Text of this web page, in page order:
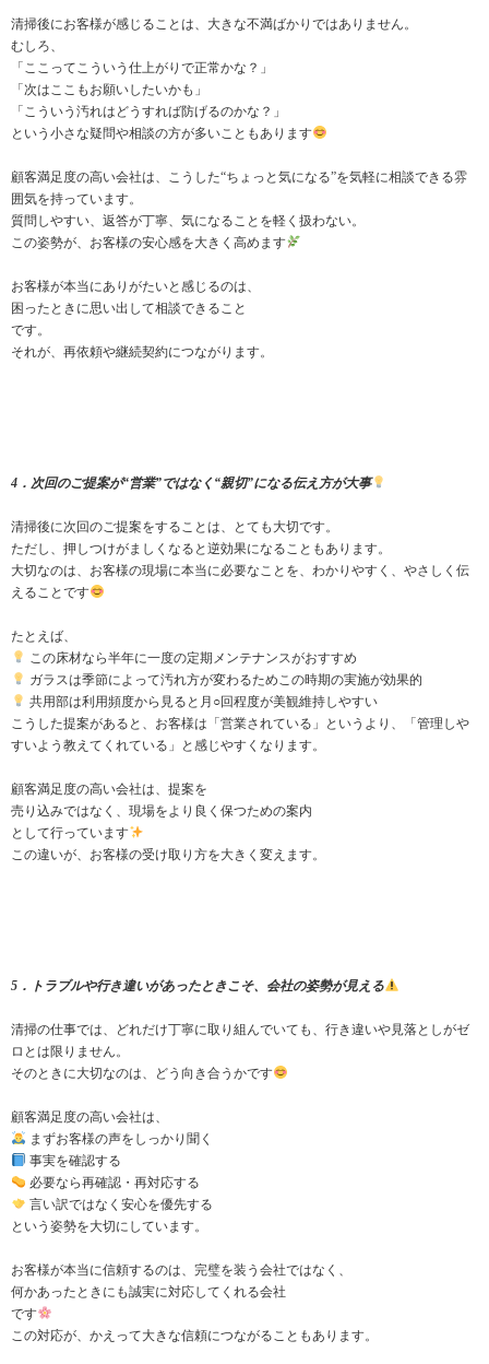
清掃後にお客様が感じることは、大きな不満ばかりではありません。
むしろ、
「ここってこういう仕上がりで正常かな？」
「次はここもお願いしたいかも」
「こういう汚れはどうすれば防げるのかな？」
という小さな疑問や相談の方が多いこともあります
顧客満足度の高い会社は、こうした“ちょっと気になる”を気軽に相談できる雰
囲気を持っています。
質問しやすい、返答が丁寧、気になることを軽く扱わない。
この姿勢が、お客様の安心感を大きく高めます
お客様が本当にありがたいと感じるのは、
困ったときに思い出して相談できること
です。
それが、再依頼や継続契約につながります。
4．次回のご提案が“営業”ではなく“親切”になる伝え方が大事
清掃後に次回のご提案をすることは、とても大切です。
ただし、押しつけがましくなると逆効果になることもあります。
大切なのは、お客様の現場に本当に必要なことを、わかりやすく、やさしく伝
えることです
たとえば、
この床材なら半年に一度の定期メンテナンスがおすすめ
ガラスは季節によって汚れ方が変わるためこの時期の実施が効果的
共用部は利用頻度から見ると月○回程度が美観維持しやすい
こうした提案があると、お客様は「営業されている」というより、「管理しや
すいよう教えてくれている」と感じやすくなります。
顧客満足度の高い会社は、提案を
売り込みではなく、現場をより良く保つための案内
として行っています
この違いが、お客様の受け取り方を大きく変えます。
5．トラブルや行き違いがあったときこそ、会社の姿勢が見える
清掃の仕事では、どれだけ丁寧に取り組んでいても、行き違いや見落としがゼ
ロとは限りません。
そのときに大切なのは、どう向き合うかです
顧客満足度の高い会社は、
まずお客様の声をしっかり聞く
事実を確認する
必要なら再確認・再対応する
言い訳ではなく安心を優先する
という姿勢を大切にしています。
お客様が本当に信頼するのは、完璧を装う会社ではなく、
何かあったときにも誠実に対応してくれる会社
です
この対応が、かえって大きな信頼につながることもあります。